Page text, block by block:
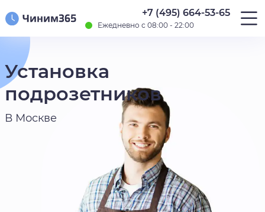
+7 (495) 664-53-65
Ежедневно с 08:00 - 22:00
Установка
подрозетников
В Москве